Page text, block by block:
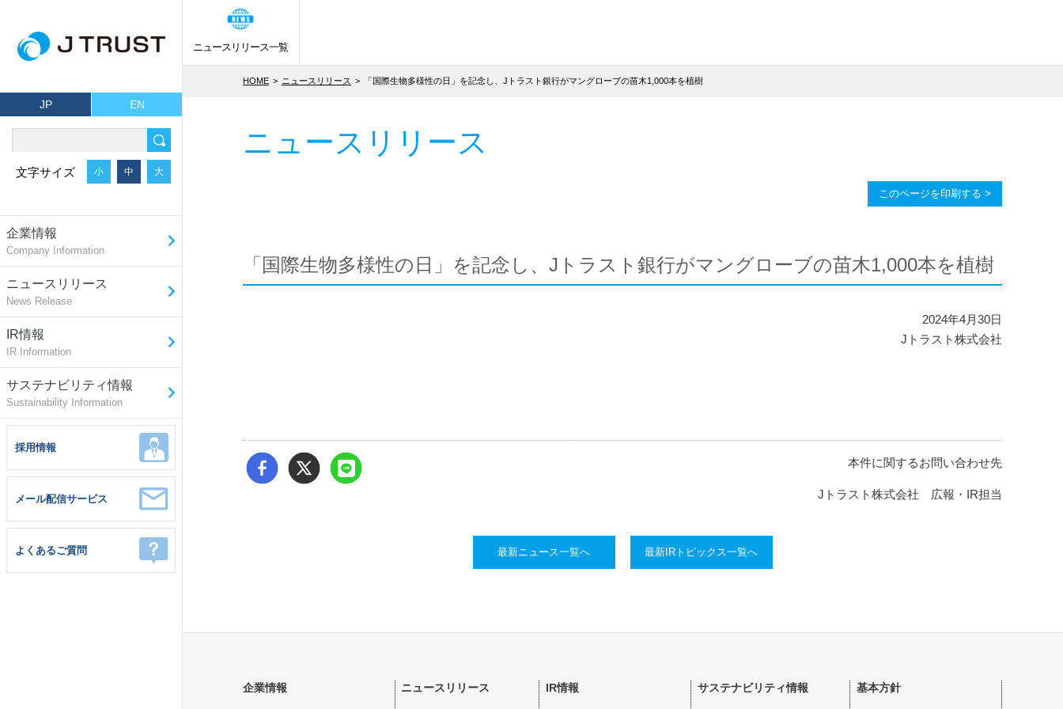
JP EN
文字サイズ 小 中 大
企業情報
Company Information
ニュースリリース
News Release
IR情報
IR Information
サステナビリティ情報
Sustainability Information
採用情報
メール配信サービス
よくあるご質問
ニュースリリース一覧
HOME ニュースリリース 「国際生物多様性の日」を記念し、Jトラスト銀行がマングローブの苗木1,000本を植樹
ニュースリリース
このページを印刷する >
「国際生物多様性の日」を記念し、Jトラスト銀行がマングローブの苗木1,000本を植樹
2024年4月30日
Jトラスト株式会社
本件に関するお問い合わせ先
Jトラスト株式会社 広報・IR担当
最新ニュース一覧へ 最新IRトピックス一覧へ
企業情報 ニュースリリース IR情報 サステナビリティ情報 基本方針